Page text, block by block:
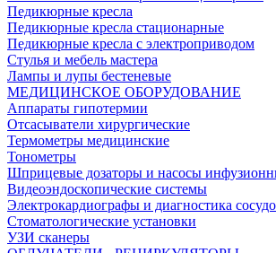
Педикюрные кресла
Педикюрные кресла стационарные
Педикюрные кресла с электроприводом
Стулья и мебель мастера
Лампы и лупы бестеневые
МЕДИЦИНСКОЕ ОБОРУДОВАНИЕ
Аппараты гипотермии
Отсасыватели хирургические
Термометры медицинские
Тонометры
Шприцевые дозаторы и насосы
Видеоэндоскопические системы
Электрокардиографы и диагностика
Стоматологические установки
УЗИ сканеры